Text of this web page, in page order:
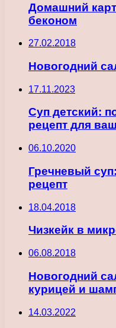
Домашний
беконом
27.02.2018
Новогодний
17.11.2023
Суп детский:
рецепт для
06.10.2020
Гречневый
рецепт
18.04.2018
Чизкейк в
06.08.2018
Новогодний
курицей и
14.03.2022